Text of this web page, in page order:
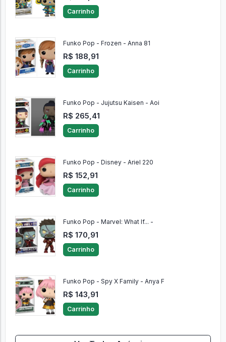
Carrinho
Funko Pop - Frozen - Anna 81
R$ 188,91
Carrinho
Funko Pop - Jujutsu Kaisen - Aoi
R$ 265,41
Carrinho
Funko Pop - Disney - Ariel 220
R$ 152,91
Carrinho
Funko Pop - Marvel: What If... -
R$ 170,91
Carrinho
Funko Pop - Spy X Family - Anya F
R$ 143,91
Carrinho